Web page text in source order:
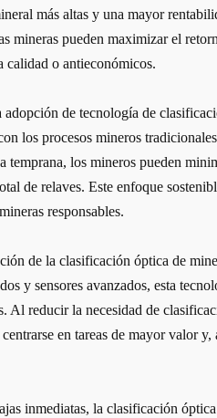
más altas y una mayor
mineras pueden maximizar el
calidad o antieconómicos.
adopción de tecnología de
los procesos mineros
temprana, los mineros pueden
de relaves. Este enfoque
responsables.
de la clasificación óptica de
y sensores avanzados, esta
Al reducir la necesidad de
en tareas de mayor valor
inmediatas, la clasificación